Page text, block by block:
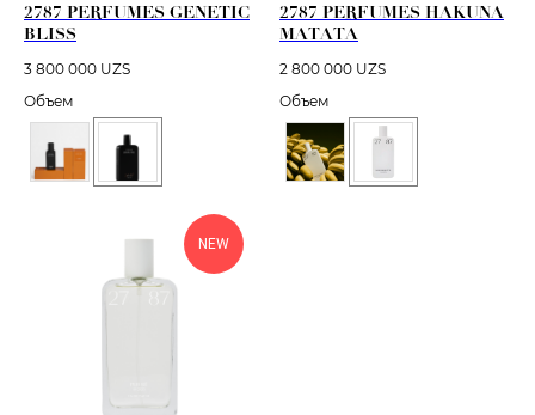
2787 PERFUMES GENETIC
BLISS
3 800 000 UZS
Объем
2787 PERFUMES HAKUNA
MATATA
2 800 000 UZS
Объем
NEW